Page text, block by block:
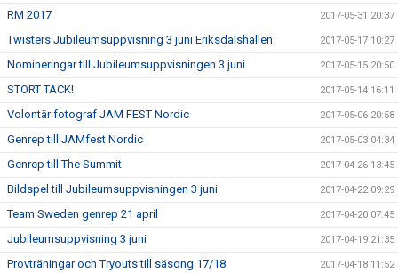
RM 2017 2017-05-31 20:37
Twisters Jubileumsuppvisning 3 juni Eriksdalshallen 2017-05-17 10:27
Nomineringar till Jubileumsuppvisningen 3 juni 2017-05-15 20:50
STORT TACK! 2017-05-14 16:11
Volontär fotograf JAM FEST Nordic 2017-05-06 20:58
Genrep till JAMfest Nordic 2017-05-03 04:34
Genrep till The Summit 2017-04-26 13:45
Bildspel till Jubileumsuppvisningen 3 juni 2017-04-22 09:29
Team Sweden genrep 21 april 2017-04-20 07:45
Jubileumsuppvisning 3 juni 2017-04-19 21:35
Provträningar och Tryouts till säsong 17/18 2017-04-18 11:52